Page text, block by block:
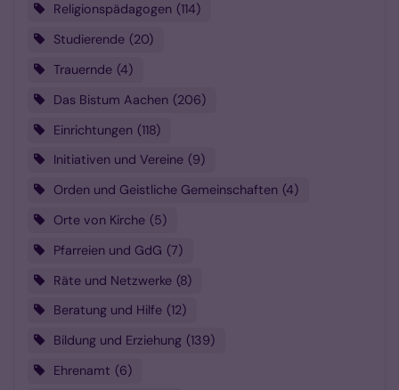
Religionspädagogen 114
Studierende 20
Trauernde 4
Das Bistum Aachen 206
Einrichtungen 118
Initiativen und Vereine
9
Orden und Geistliche Gemeinschaften 4
Orte von Kirche 5
Pfarreien und GdG 7
Räte und Netzwerke 8
Beratung und Hilfe 12
Bildung und Erziehung 139
Ehrenamt 6